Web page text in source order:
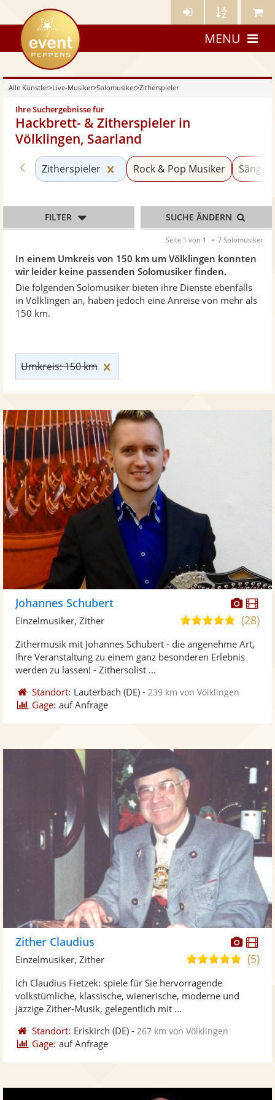
Künstler- Künstler Meine
eventpeppers
MENU
Alle Künstler>Live-Musiker>Solomusiker>Zitherspieler
Ihre Suchergebnisse für
Hackbrett- & Zitherspieler in
Völklingen, Saarland
In einem Umkreis von 150 km um Völklingen konnten
wir leider keine passenden Solomusiker finden.
Die folgenden Solomusiker bieten ihre Dienste ebenfalls
in Völklingen an, haben jedoch eine Anreise von mehr als
150 km.
Zurück zu «Solomusiker»
Zitherspieler Kategorie «Zitherspieler»
Rock & Pop Musiker
Umkreis: 150 km
FILTER SUCHE ÄNDERN
Seite 1 von 1 7 Solomusiker
Fotos
Johannes Schubert
5,0
5
(28)
Einzelmusiker, Zither
Zithermusik mit Johannes Schubert - die angenehme Art,
Ihre Veranstaltung zu einem ganz besonderen Erlebnis
werden zu lassen! - Zithersolist ...
Standort: Lauterbach (DE) - 239 km von Völklingen
Gage: auf Anfrage
Zither Claudius
4,9(5)
Einzelmusiker, Zither
Ich Claudius Fietzek: spiele für Sie hervorragende
volkstümliche, klassische, wienerische, moderne und
jäzzige Zither-Musik, gelegentlich mit ...
Standort: Eriskirch (DE) - 267 km von Völklingen
Gage: auf Anfrage